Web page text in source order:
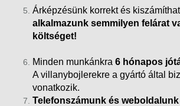
Árképzésünk korrekt és
alkalmazunk semmilyen felárat
költséget!
Minden munkánkra 6 hónapos
A villanybojlerekre a gyártó által
vonatkozik.
Telefonszámunk és weboldalunk